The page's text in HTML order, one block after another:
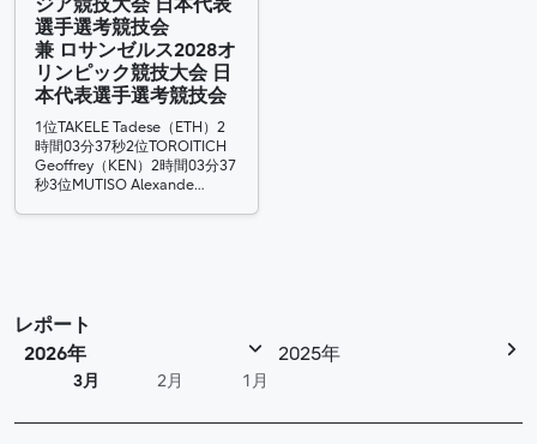
ジア競技大会 日本代表
選手選考競技会
兼 ロサンゼルス2028オ
リンピック競技大会 日
本代表選手選考競技会
1位TAKELE Tadese（ETH）2
時間03分37秒2位TOROITICH
Geoffrey（KEN）2時間03分37
秒3位MUTISO Alexande…
レポート
2026年
3月 2月 1月
2025年